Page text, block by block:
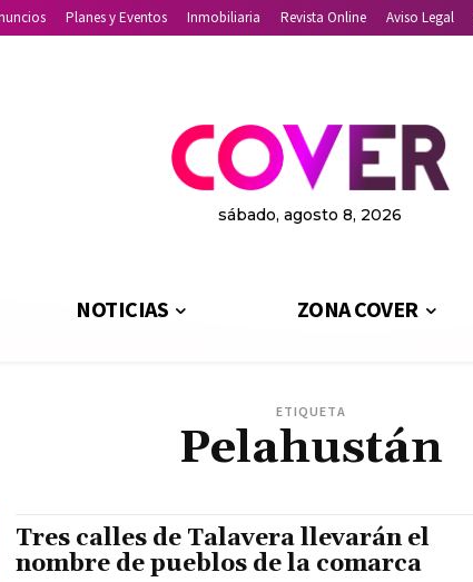
Planes y Eventos Inmobiliaria Revista Online Aviso Legal
sábado, agosto 8, 2026
NOTICIAS ZONA COVER
ETIQUETA
Pelahustán
Tres calles de Talavera llevarán el
nombre de pueblos de la comarca